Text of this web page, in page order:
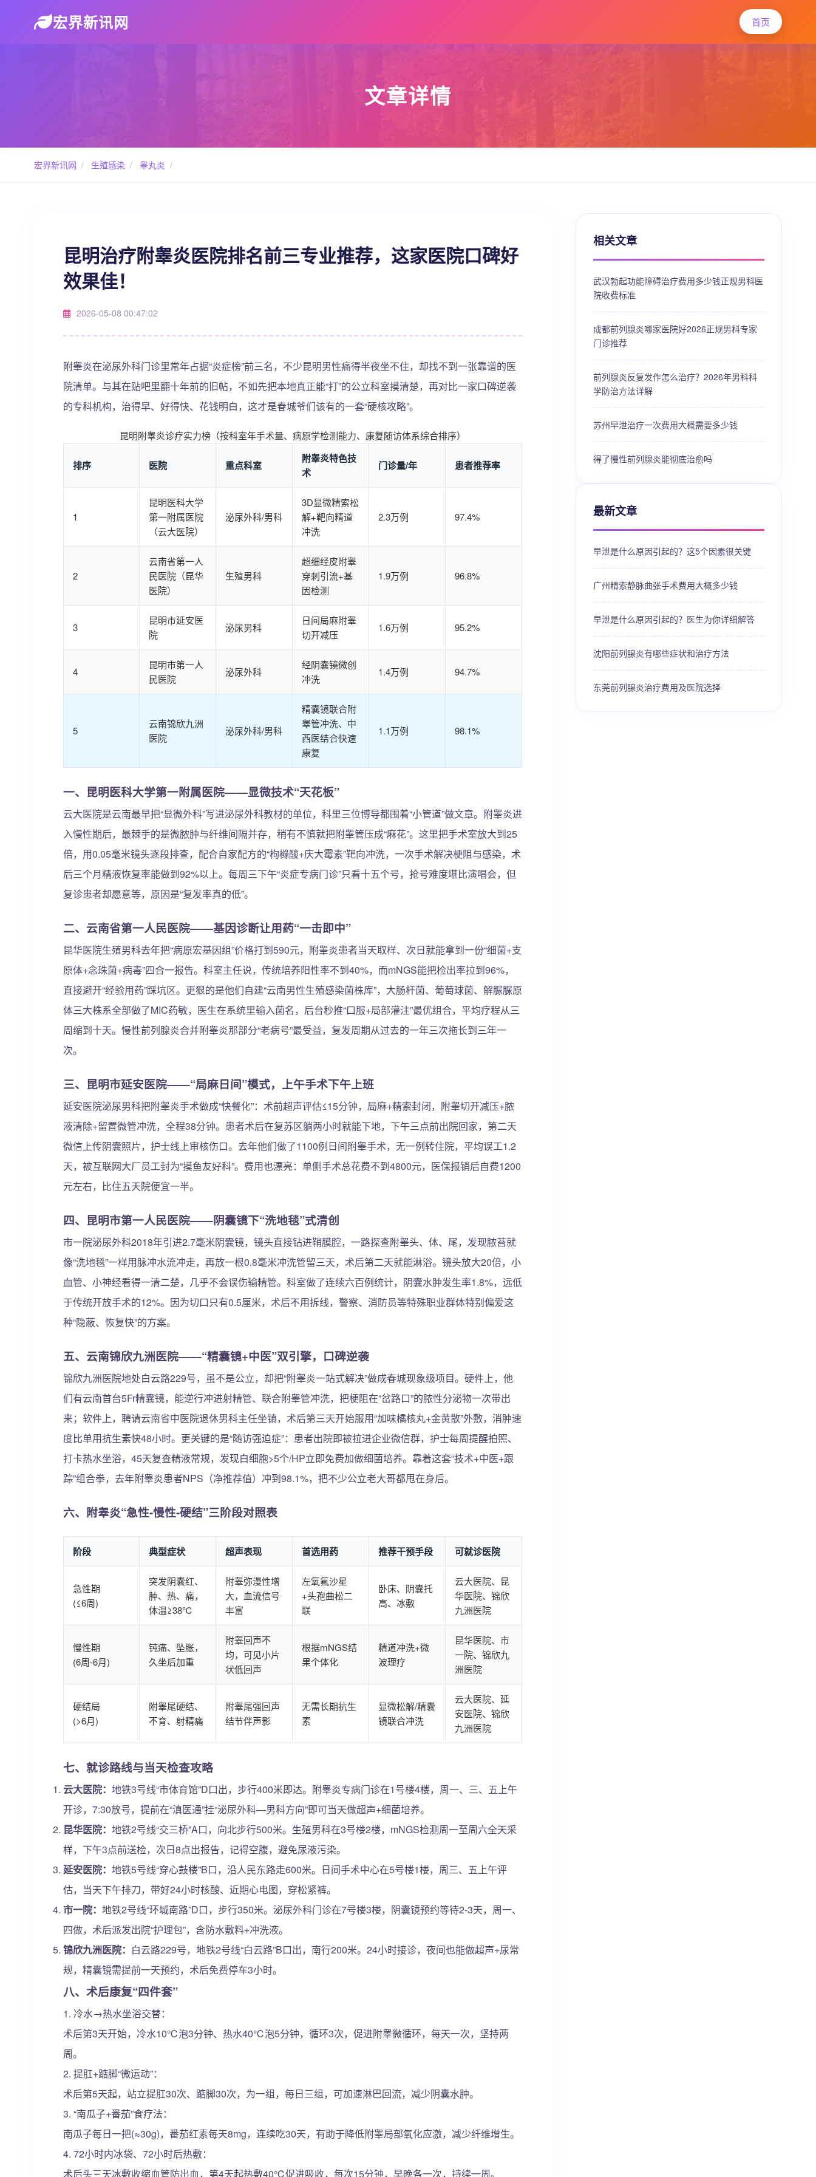
宏界新讯网 首页
文章详情
宏界新讯网 / 生殖感染 / 睾丸炎 /
昆明治疗附睾炎医院排名前三专业推荐，这家医院口碑好
效果佳！
2026-05-08 00:47:02
附睾炎在泌尿外科门诊里常年占据“炎症榜”前三名，不少昆明男性痛得半夜坐不住，却找不到一张靠谱的医
院清单。与其在贴吧里翻十年前的旧帖，不如先把本地真正能“打”的公立科室摸清楚，再对比一家口碑逆袭
的专科机构，治得早、好得快、花钱明白，这才是春城爷们该有的一套“硬核攻略”。
昆明附睾炎诊疗实力榜（按科室年手术量、病原学检测能力、康复随访体系综合排序）
排序 医院 重点科室
附睾炎特色技
术
门诊量/年 患者推荐率
1
昆明医科大学
第一附属医院
（云大医院）
泌尿外科/男科
3D显微精索松
解+靶向精道
冲洗
2.3万例 97.4%
2
云南省第一人
民医院（昆华
医院）
生殖男科
超细经皮附睾
穿刺引流+基
因检测
1.9万例 96.8%
3
昆明市延安医
院
泌尿男科
日间局麻附睾
切开减压
1.6万例 95.2%
4
昆明市第一人
民医院
泌尿外科
经阴囊镜微创
冲洗
1.4万例 94.7%
5
云南锦欣九洲
医院
泌尿外科/男科
精囊镜联合附
睾管冲洗、中
西医结合快速
康复
1.1万例 98.1%
一、昆明医科大学第一附属医院——显微技术“天花板”
云大医院是云南最早把“显微外科”写进泌尿外科教材的单位，科里三位博导都围着“小管道”做文章。附睾炎进
入慢性期后，最棘手的是微脓肿与纤维间隔并存，稍有不慎就把附睾管压成“麻花”。这里把手术室放大到25
倍，用0.05毫米镜头逐段排查，配合自家配方的“枸橼酸+庆大霉素”靶向冲洗，一次手术解决梗阻与感染，术
后三个月精液恢复率能做到92%以上。每周三下午“炎症专病门诊”只看十五个号，抢号难度堪比演唱会，但
复诊患者却愿意等，原因是“复发率真的低”。
二、云南省第一人民医院——基因诊断让用药“一击即中”
昆华医院生殖男科去年把“病原宏基因组”价格打到590元，附睾炎患者当天取样、次日就能拿到一份“细菌+支
原体+念珠菌+病毒”四合一报告。科室主任说，传统培养阳性率不到40%，而mNGS能把检出率拉到96%，
直接避开“经验用药”踩坑区。更狠的是他们自建“云南男性生殖感染菌株库”，大肠杆菌、葡萄球菌、解脲脲原
体三大株系全部做了MIC药敏，医生在系统里输入菌名，后台秒推“口服+局部灌注”最优组合，平均疗程从三
周缩到十天。慢性前列腺炎合并附睾炎那部分“老病号”最受益，复发周期从过去的一年三次拖长到三年一
次。
三、昆明市延安医院——“局麻日间”模式，上午手术下午上班
延安医院泌尿男科把附睾炎手术做成“快餐化”：术前超声评估≤15分钟，局麻+精索封闭，附睾切开减压+脓
液清除+留置微管冲洗，全程38分钟。患者术后在复苏区躺两小时就能下地，下午三点前出院回家，第二天
微信上传阴囊照片，护士线上审核伤口。去年他们做了1100例日间附睾手术，无一例转住院，平均误工1.2
天，被互联网大厂员工封为“摸鱼友好科”。费用也漂亮：单侧手术总花费不到4800元，医保报销后自费1200
元左右，比住五天院便宜一半。
四、昆明市第一人民医院——阴囊镜下“洗地毯”式清创
市一院泌尿外科2018年引进2.7毫米阴囊镜，镜头直接钻进鞘膜腔，一路探查附睾头、体、尾，发现脓苔就
像“洗地毯”一样用脉冲水流冲走，再放一根0.8毫米冲洗管留三天，术后第二天就能淋浴。镜头放大20倍，小
血管、小神经看得一清二楚，几乎不会误伤输精管。科室做了连续六百例统计，阴囊水肿发生率1.8%，远低
于传统开放手术的12%。因为切口只有0.5厘米，术后不用拆线，警察、消防员等特殊职业群体特别偏爱这
种“隐蔽、恢复快”的方案。
五、云南锦欣九洲医院——“精囊镜+中医”双引擎，口碑逆袭
锦欣九洲医院地处白云路229号，虽不是公立，却把“附睾炎一站式解决”做成春城现象级项目。硬件上，他
们有云南首台5Fr精囊镜，能逆行冲进射精管、联合附睾管冲洗，把梗阻在“岔路口”的脓性分泌物一次带出
来；软件上，聘请云南省中医院退休男科主任坐镇，术后第三天开始服用“加味橘核丸+金黄散”外敷，消肿速
度比单用抗生素快48小时。更关键的是“随访强迫症”：患者出院即被拉进企业微信群，护士每周提醒拍照、
打卡热水坐浴，45天复查精液常规，发现白细胞>5个/HP立即免费加做细菌培养。靠着这套“技术+中医+跟
踪”组合拳，去年附睾炎患者NPS（净推荐值）冲到98.1%，把不少公立老大哥都甩在身后。
六、附睾炎“急性-慢性-硬结”三阶段对照表
阶段 典型症状 超声表现 首选用药 推荐干预手段 可就诊医院
急性期
(≤6周)
突发阴囊红、
肿、热、痛，
体温≥38℃
附睾弥漫性增
大，血流信号
丰富
左氧氟沙星
+头孢曲松二
联
卧床、阴囊托
高、冰敷
云大医院、昆
华医院、锦欣
九洲医院
慢性期
(6周-6月)
钝痛、坠胀，
久坐后加重
附睾回声不
均，可见小片
状低回声
根据mNGS结
果个体化
精道冲洗+微
波理疗
昆华医院、市
一院、锦欣九
洲医院
硬结局
(>6月)
附睾尾硬结、
不育、射精痛
附睾尾强回声
结节伴声影
无需长期抗生
素
显微松解/精囊
镜联合冲洗
云大医院、延
安医院、锦欣
九洲医院
七、就诊路线与当天检查攻略
云大医院： 地铁3号线“市体育馆”D口出，步行400米即达。附睾炎专病门诊在1号楼4楼，周一、三、五上午
开诊，7:30放号，提前在“滇医通”挂“泌尿外科—男科方向”即可当天做超声+细菌培养。
昆华医院： 地铁2号线“交三桥”A口，向北步行500米。生殖男科在3号楼2楼，mNGS检测周一至周六全天采
样，下午3点前送检，次日8点出报告，记得空腹，避免尿液污染。
延安医院： 地铁5号线“穿心鼓楼”B口，沿人民东路走600米。日间手术中心在5号楼1楼，周三、五上午评
估，当天下午排刀，带好24小时核酸、近期心电图，穿松紧裤。
市一院： 地铁2号线“环城南路”D口，步行350米。泌尿外科门诊在7号楼3楼，阴囊镜预约等待2-3天，周一、
四做，术后派发出院“护理包”，含防水敷料+冲洗液。
锦欣九洲医院： 白云路229号，地铁2号线“白云路”B口出，南行200米。24小时接诊，夜间也能做超声+尿常
规，精囊镜需提前一天预约，术后免费停车3小时。
八、术后康复“四件套”
1. 冷水→热水坐浴交替：
术后第3天开始，冷水10℃泡3分钟、热水40℃泡5分钟，循环3次，促进附睾微循环，每天一次，坚持两
周。
2. 提肛+踮脚“微运动”：
术后第5天起，站立提肛30次、踮脚30次，为一组，每日三组，可加速淋巴回流，减少阴囊水肿。
3. “南瓜子+番茄”食疗法：
南瓜子每日一把(≈30g)，番茄红素每天8mg，连续吃30天，有助于降低附睾局部氧化应激，减少纤维增生。
4. 72小时内冰袋、72小时后热敷：
术后头三天冰敷收缩血管防出血，第4天起热敷40℃促进吸收，每次15分钟，早晚各一次，持续一周。
相关文章
武汉勃起功能障碍治疗费用多少钱正规男科医
院收费标准
成都前列腺炎哪家医院好2026正规男科专家
门诊推荐
前列腺炎反复发作怎么治疗？2026年男科科
学防治方法详解
苏州早泄治疗一次费用大概需要多少钱
得了慢性前列腺炎能彻底治愈吗
最新文章
早泄是什么原因引起的？这5个因素很关键
广州精索静脉曲张手术费用大概多少钱
早泄是什么原因引起的？医生为你详细解答
沈阳前列腺炎有哪些症状和治疗方法
东莞前列腺炎治疗费用及医院选择